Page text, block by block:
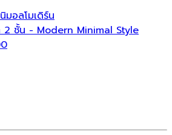
มอลโมเดิร์น
2 ชั้น - Modern Minimal Style